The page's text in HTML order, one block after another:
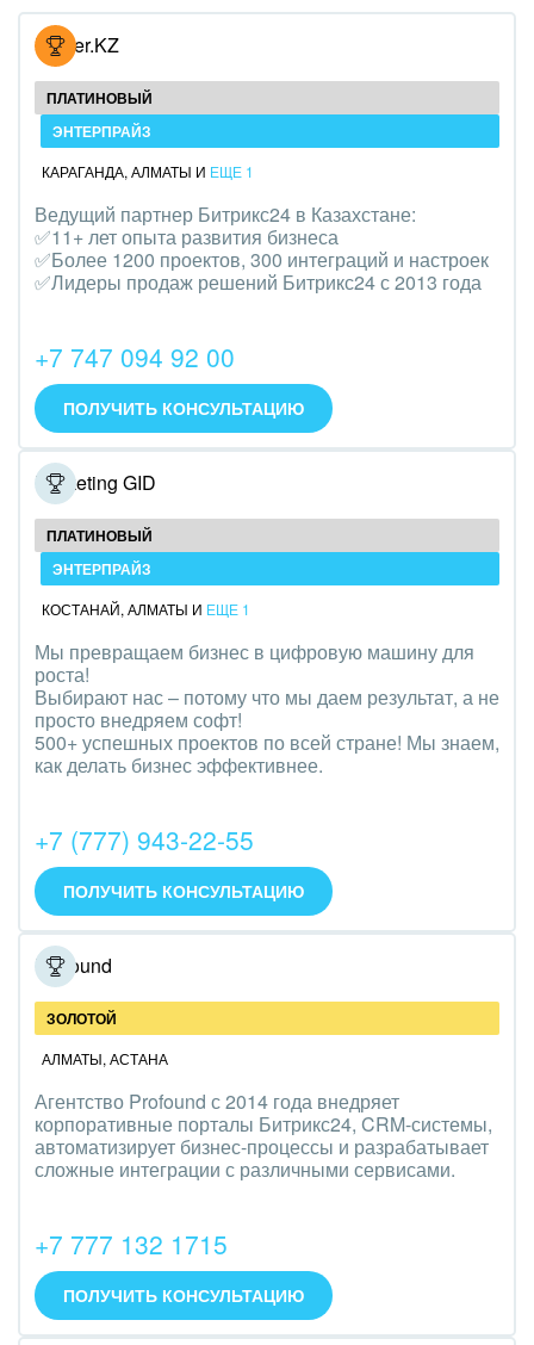
Внедрение онлайн-продаж
Внедрение онлайн-офиса / Интранета
Промышленность
СМИ, издательства, справочники
Страхование
Строительство, ремонт и благоустройство
Транспорт, Авиация, автобизнес
Трудоустройство
Красота, фитнес, спорт
PR, маркетинг, реклама,
АПК и пищевая промышленность
Выставки, семинары, конференции
Горнодобывающая отрасль
Досуг, туризм и отдых
Изготовление памятников и мемориальных
комплексов
Инвестиционный бизнес
IT, Интернет
Консалтинговые и управленческие услуги
Культурные события, спорт, шоу-бизнес
Логистика
Мебель, лес, деревообработка
Медицина и фармацевтика
Металлургия
Нефть, газ
Оборудование, техника
Hoster.KZ
ПЛАТИНОВЫЙ
ЭНТЕРПРАЙЗ
КАРАГАНДА, АЛМАТЫ И ЕЩЕ 1
Ведущий партнер Битрикс24 в Казахстане:
✅11+ лет опыта развития бизнеса
✅Более 1200 проектов, 300 интеграций и настроек
✅Лидеры продаж решений Битрикс24 с 2013 года
+7 747 094 92 00
ПОЛУЧИТЬ КОНСУЛЬТАЦИЮ
Marketing GID
ПЛАТИНОВЫЙ
ЭНТЕРПРАЙЗ
КОСТАНАЙ, АЛМАТЫ И ЕЩЕ 1
Мы превращаем бизнес в цифровую машину для
роста!
Выбирают нас – потому что мы даем результат, а не
просто внедряем софт!
500+ успешных проектов по всей стране! Мы знаем,
как делать бизнес эффективнее.
+7 (777) 943-22-55
ПОЛУЧИТЬ КОНСУЛЬТАЦИЮ
Profound
ЗОЛОТОЙ
АЛМАТЫ, АСТАНА
Агентство Profound с 2014 года внедряет
корпоративные порталы Битрикс24, CRM-системы,
автоматизирует бизнес-процессы и разрабатывает
сложные интеграции с различными сервисами.
+7 777 132 1715
ПОЛУЧИТЬ КОНСУЛЬТАЦИЮ